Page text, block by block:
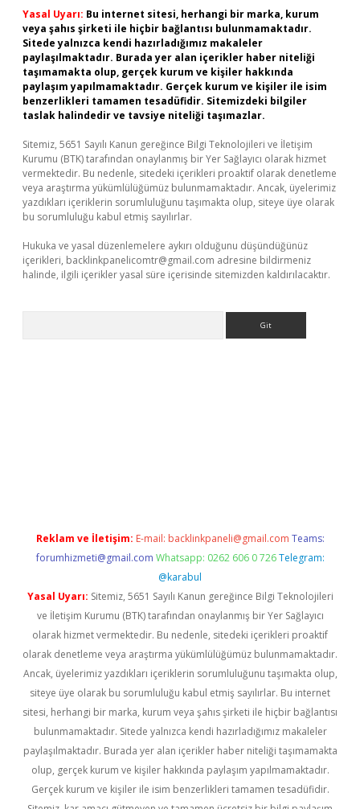
Yasal Uyarı: Bu internet sitesi, herhangi bir marka, kurum
veya şahıs şirketi ile hiçbir bağlantısı bulunmamaktadır.
Sitede yalnızca kendi hazırladığımız makaleler
paylaşılmaktadır. Burada yer alan içerikler haber niteliği
taşımamakta olup, gerçek kurum ve kişiler hakkında
paylaşım yapılmamaktadır. Gerçek kurum ve kişiler ile isim
benzerlikleri tamamen tesadüfidir. Sitemizdeki bilgiler
taslak halindedir ve tavsiye niteliği taşımazlar.
Sitemiz, 5651 Sayılı Kanun gereğince Bilgi Teknolojileri ve İletişim
Kurumu (BTK) tarafından onaylanmış bir Yer Sağlayıcı olarak hizmet
vermektedir. Bu nedenle, sitedeki içerikleri proaktif olarak denetleme
veya araştırma yükümlülüğümüz bulunmamaktadır. Ancak, üyelerimiz
yazdıkları içeriklerin sorumluluğunu taşımakta olup, siteye üye olarak
bu sorumluluğu kabul etmiş sayılırlar.
Hukuka ve yasal düzenlemelere aykırı olduğunu düşündüğünüz
içerikleri, backlinkpanelicomtr@gmail.com adresine bildirmeniz
halinde, ilgili içerikler yasal süre içerisinde sitemizden kaldırılacaktır.
Reklam ve İletişim: E-mail: backlinkpaneli@gmail.com Teams:
forumhizmeti@gmail.com Whatsapp: 0262 606 0 726 Telegram:
@karabul
Yasal Uyarı: Sitemiz, 5651 Sayılı Kanun gereğince Bilgi Teknolojileri
ve İletişim Kurumu (BTK) tarafından onaylanmış bir Yer Sağlayıcı
olarak hizmet vermektedir. Bu nedenle, sitedeki içerikleri proaktif
olarak denetleme veya araştırma yükümlülüğümüz bulunmamaktadır.
Ancak, üyelerimiz yazdıkları içeriklerin sorumluluğunu taşımakta olup,
siteye üye olarak bu sorumluluğu kabul etmiş sayılırlar. Bu internet
sitesi, herhangi bir marka, kurum veya şahıs şirketi ile hiçbir bağlantısı
bulunmamaktadır. Sitede yalnızca kendi hazırladığımız makaleler
paylaşılmaktadır. Burada yer alan içerikler haber niteliği taşımamakta
olup, gerçek kurum ve kişiler hakkında paylaşım yapılmamaktadır.
Gerçek kurum ve kişiler ile isim benzerlikleri tamamen tesadüfidir.